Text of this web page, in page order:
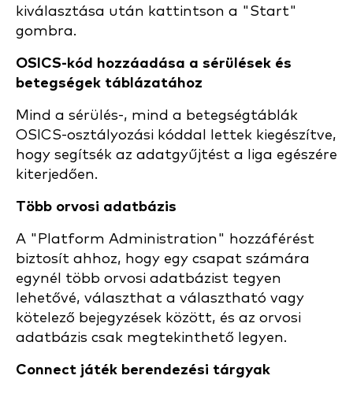
kiválasztása után kattintson a "Start"
gombra.
OSICS-kód hozzáadása a sérülések és
betegségek táblázatához
Mind a sérülés-, mind a betegségtáblák
OSICS-osztályozási kóddal lettek kiegészítve,
hogy segítsék az adatgyűjtést a liga egészére
kiterjedően.
Több orvosi adatbázis
A "Platform Administration" hozzáférést
biztosít ahhoz, hogy egy csapat számára
egynél több orvosi adatbázist tegyen
lehetővé, választhat a választható vagy
kötelező bejegyzések között, és az orvosi
adatbázis csak megtekinthető legyen.
Connect játék berendezési tárgyak